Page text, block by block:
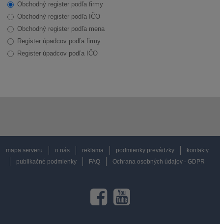
Obchodný register podľa firmy
Obchodný register podľa IČO
Obchodný register podľa mena
Register úpadcov podľa firmy
Register úpadcov podľa IČO
mapa serveru o nás reklama podmienky prevádzky
kontakty
publikačné podmienky
FAQ Ochrana osobných údajov - GDPR